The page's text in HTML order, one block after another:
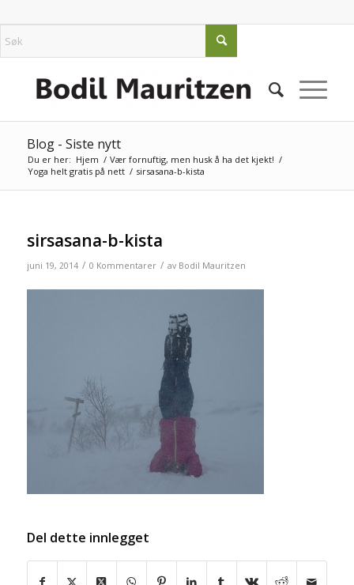
Blog - Siste nytt
Du er her: Hjem / Vær fornuftig, men husk å ha det kjekt! /
Yoga helt gratis på nett / sirsasana-b-kista
sirsasana-b-kista
juni 19, 2014 / 0 Kommentarer / av Bodil Mauritzen
Del dette innlegget